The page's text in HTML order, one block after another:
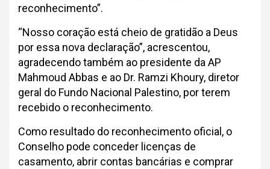
reconhecimento”.
“Nosso coração está cheio de gratidão a Deus
por essa nova declaração”, acrescentou,
agradecendo também ao presidente da AP
Mahmoud Abbas e ao Dr. Ramzi Khoury, diretor
geral do Fundo Nacional Palestino, por terem
recebido o reconhecimento.
Como resultado do reconhecimento oficial, o
Conselho pode conceder licenças de
casamento, abrir contas bancárias e comprar